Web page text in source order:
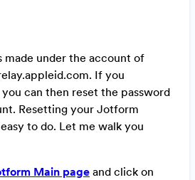
made under the account of
If you
can then reset the password
Resetting your Jotform
to do. Let me walk you
Main page and click on